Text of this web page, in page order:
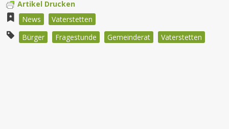
Artikel Drucken
News
Vaterstetten
Bürger
Fragestunde Gemeinderat Vaterstetten